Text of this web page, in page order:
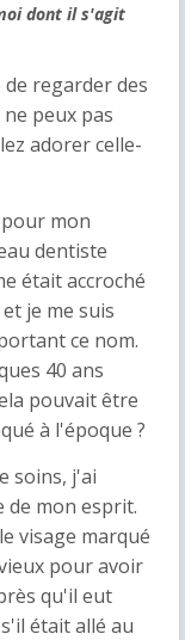
dont il s'agit
regarder des
peux pas
adorer celle-
pour mon
dentiste
était accroché
je me suis
ce nom.
40 ans
pouvait être
à l'époque ?
soins, j'ai
de mon esprit.
visage marqué
pour avoir
qu'il eut
était allé au